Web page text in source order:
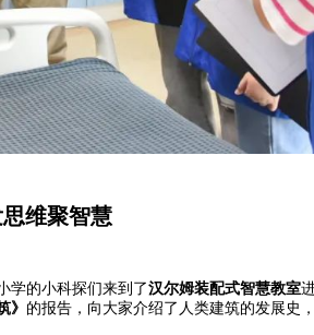
维聚智慧
学的小科探们来到了汉尔姆装配式智慧教室
》 的报告，向大家介绍了人类建筑的发展史